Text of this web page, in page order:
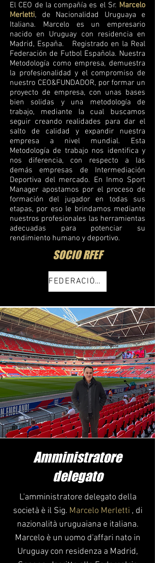
El CEO de la compañía es el Sr. Marcelo
Merletti, de Nacionalidad Uruguaya e
Italiana. Marcelo es un empresario
nacido en Uruguay con residencia en
Madrid, España. Registrado en la Real
Federación de Futbol Española. Nuestra
Metodología como empresa, demuestra
la profesionalidad y el compromiso de
nuestro CEO&FUNDADOR, por formar un
proyecto de empresa, con unas bases
bien solidas y una metodología de
trabajo, mediante la cual buscamos
seguir creando realidades para dar el
salto de calidad y expandir nuestra
empresa a nivel mundial. Esta
Metodología de trabajo nos identifica y
nos diferencia, con respecto a las
demás empresas de Intermediación
Deportiva del mercado. En Inmo Sport
Manager apostamos por el proceso de
formación del jugador en todas sus
etapas, por eso le brindamos mediante
nuestros profesionales las herramientas
adecuadas para potenciar su
rendimiento humano y deportivo.
SOCIO RFEF
FEDERACIÓN ESPAÑOLA
Amministratore
delegato
L'amministratore delegato della
società è il Sig. Marcelo Merletti , di
nazionalità uruguaiana e italiana.
Marcelo è un uomo d'affari nato in
Uruguay con residenza a Madrid,